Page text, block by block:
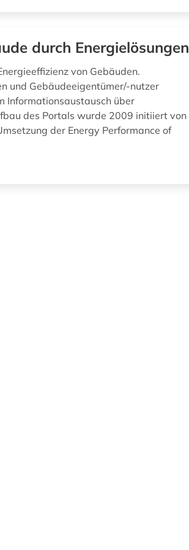
durch Energielösungen
von Gebäuden.
und Gebäudeeigentümer/-nutzer
Informationsaustausch über
des Portals wurde 2009 initiiert von
der Energy Performance of